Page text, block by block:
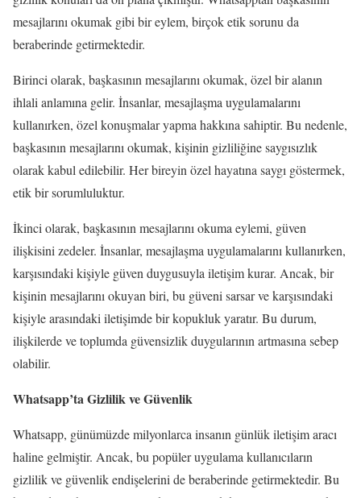
mesajlarını okumak gibi bir eylem, birçok etik sorunu da
beraberinde getirmektedir.
Birinci olarak, başkasının mesajlarını okumak, özel bir alanın
ihlali anlamına gelir. İnsanlar, mesajlaşma uygulamalarını
kullanırken, özel konuşmalar yapma hakkına sahiptir. Bu nedenle,
başkasının mesajlarını okumak, kişinin gizliliğine saygısızlık
olarak kabul edilebilir. Her bireyin özel hayatına saygı göstermek,
etik bir sorumluluktur.
İkinci olarak, başkasının mesajlarını okuma eylemi, güven
ilişkisini zedeler. İnsanlar, mesajlaşma uygulamalarını kullanırken,
karşısındaki kişiyle güven duygusuyla iletişim kurar. Ancak, bir
kişinin mesajlarını okuyan biri, bu güveni sarsar ve karşısındaki
kişiyle arasındaki iletişimde bir kopukluk yaratır. Bu durum,
ilişkilerde ve toplumda güvensizlik duygularının artmasına sebep
olabilir.
Whatsapp’ta Gizlilik ve Güvenlik
Whatsapp, günümüzde milyonlarca insanın günlük iletişim aracı
haline gelmiştir. Ancak, bu popüler uygulama kullanıcıların
gizlilik ve güvenlik endişelerini de beraberinde getirmektedir. Bu